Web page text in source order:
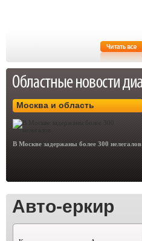
Москва и область
В Москве задержаны более 300 нелегалов
Авто-еркир